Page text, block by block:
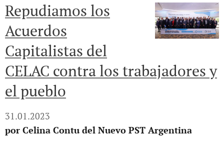
Repudiamos los
Acuerdos
Capitalistas del
CELAC contra los trabajadores y
el pueblo
31.01.2023
por Celina Contu del Nuevo PST Argentina